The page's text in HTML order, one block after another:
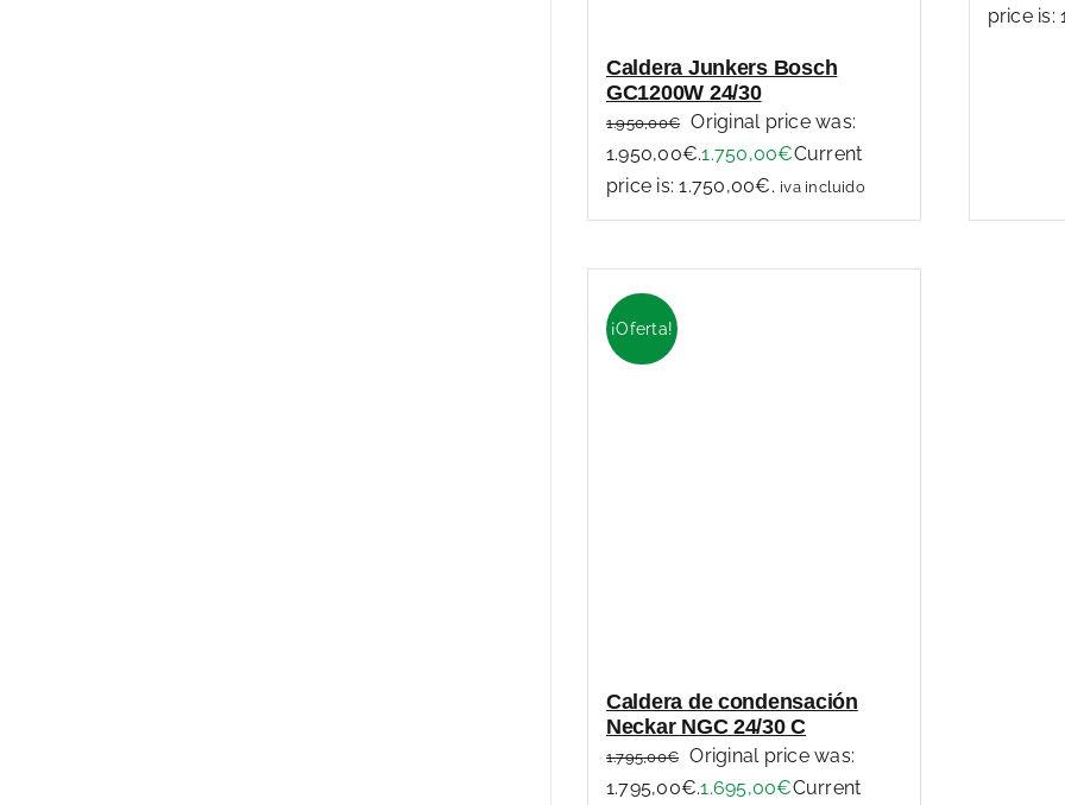
Caldera Junkers Bosch
GC1200W 24/30
1.950,00€
Original price was:
1.950,00€.1.750,00€Current
price is: 1.750,00€. iva incluido
price is:
¡Oferta!
Caldera de condensación
Neckar NGC 24/30 C
1.795,00€
Original price was:
1.795,00€.1.695,00€Current